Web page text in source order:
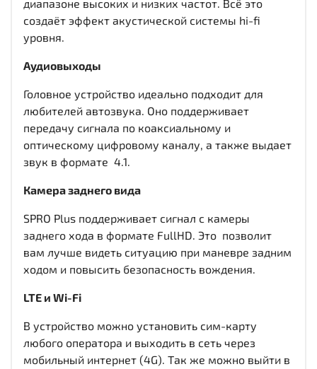
диапазоне высоких и низких частот. Всё это
создаёт эффект акустической системы hi-fi
уровня.
Аудиовыходы
Головное устройство идеально подходит для
любителей автозвука. Оно поддерживает
передачу сигнала по коаксиальному и
оптическому цифровому каналу, а также выдает
звук в формате 4.1.
Камера заднего вида
SPRO Plus поддерживает сигнал с камеры
заднего хода в формате FullHD. Это позволит
вам лучше видеть ситуацию при маневре задним
ходом и повысить безопасность вождения.
LTE и Wi-Fi
В устройство можно установить сим-карту
любого оператора и выходить в сеть через
мобильный интернет (4G). Так же можно выйти в